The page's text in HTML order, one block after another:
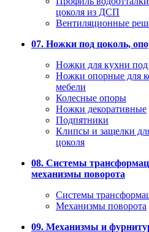
цоколя из ДСП
Вентиляционные
07. Ножки под цоколь,
Ножки для кухни под
Ножки опорные для
мебели
Колесные опоры
Ножки декоративные
Подпятники
Клипсы и защелки
цоколя
08. Системы
механизмы поворота
Системы
Механизмы поворота
09. Механизмы и